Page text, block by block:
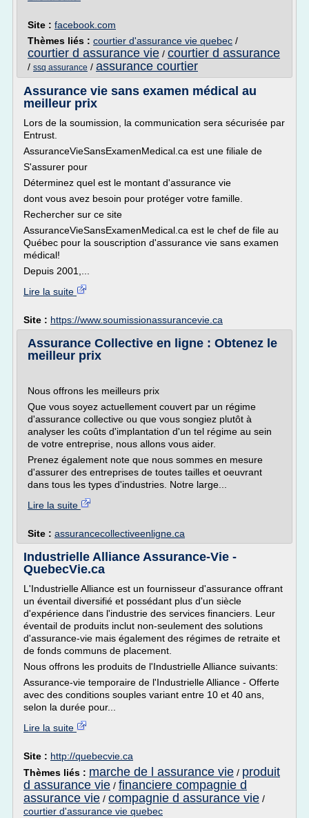
Site : facebook.com
Thèmes liés : courtier d'assurance vie quebec /
courtier d assurance vie / courtier d assurance
/ ssq assurance / assurance courtier
Assurance vie sans examen médical au
meilleur prix
Lors de la soumission, la communication sera sécurisée par
Entrust.
AssuranceVieSansExamenMedical.ca est une filiale de
S'assurer pour
Déterminez quel est le montant d'assurance vie
dont vous avez besoin pour protéger votre famille.
Rechercher sur ce site
AssuranceVieSansExamenMedical.ca est le chef de file au
Québec pour la souscription d'assurance vie sans examen
médical!
Depuis 2001,...
Lire la suite
Site : https://www.soumissionassurancevie.ca
Assurance Collective en ligne : Obtenez le
meilleur prix
Nous offrons les meilleurs prix
Que vous soyez actuellement couvert par un régime
d'assurance collective ou que vous songiez plutôt à
analyser les coûts d'implantation d'un tel régime au sein
de votre entreprise, nous allons vous aider.
Prenez également note que nous sommes en mesure
d'assurer des entreprises de toutes tailles et oeuvrant
dans tous les types d'industries. Notre large...
Lire la suite
Site : assurancecollectiveenligne.ca
Industrielle Alliance Assurance-Vie -
QuebecVie.ca
L'Industrielle Alliance est un fournisseur d'assurance offrant
un éventail diversifié et possédant plus d'un siècle
d'expérience dans l'industrie des services financiers. Leur
éventail de produits inclut non-seulement des solutions
d'assurance-vie mais également des régimes de retraite et
de fonds communs de placement.
Nous offrons les produits de l'Industrielle Alliance suivants:
Assurance-vie temporaire de l'Industrielle Alliance - Offerte
avec des conditions souples variant entre 10 et 40 ans,
selon la durée pour...
Lire la suite
Site : http://quebecvie.ca
Thèmes liés : marche de l assurance vie / produit
d assurance vie / financiere compagnie d
assurance vie / compagnie d assurance vie /
courtier d'assurance vie quebec